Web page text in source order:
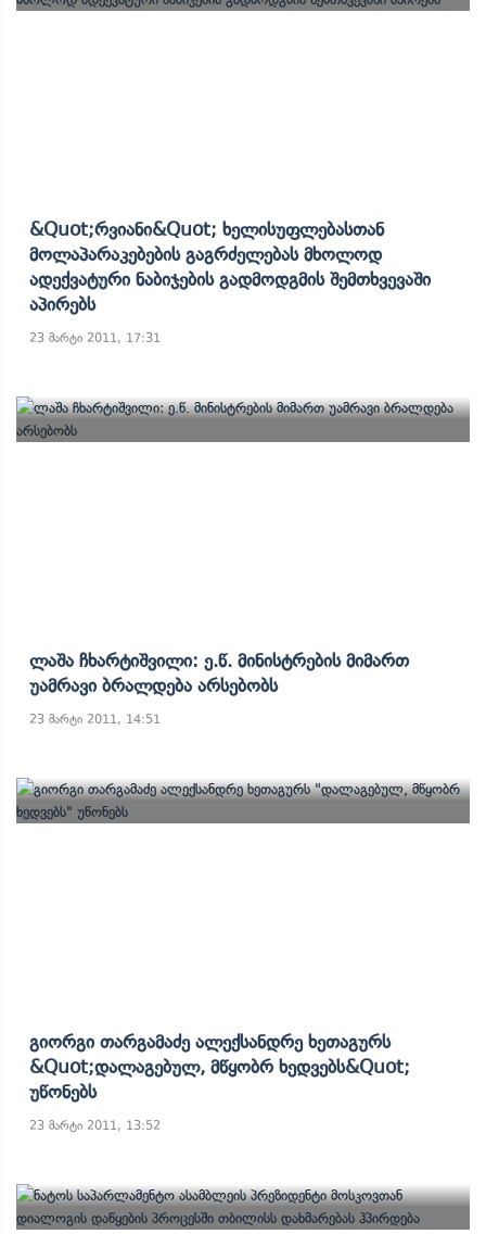
&quot;რვიანი&quot; Ხელისუფლებასთან
Მოლაპარაკებების Გაგრძელებას Მხოლოდ
Ადექვატური Ნაბიჯების Გადმოდგმის Შემთხვევაში
Აპირებს
23 მარტი 2011, 17:31
Ლაშა Ჩხარტიშვილი: Ე.წ. Მინისტრების Მიმართ
Უამრავი Ბრალდება Არსებობს
23 მარტი 2011, 14:51
Გიორგი Თარგამაძე Ალექსანდრე Ხეთაგურს
&quot;დალაგებულ, Მწყობრ Ხედვებს&quot;
Უწონებს
23 მარტი 2011, 13:52